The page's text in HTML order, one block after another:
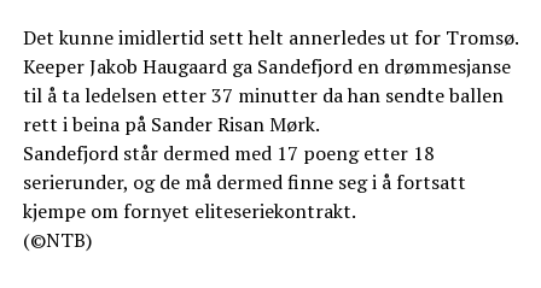
Det kunne imidlertid sett helt annerledes ut for Tromsø.
Keeper Jakob Haugaard ga Sandefjord en drømmesjanse
til å ta ledelsen etter 37 minutter da han sendte ballen
rett i beina på Sander Risan Mørk.
Sandefjord står dermed med 17 poeng etter 18
serierunder, og de må dermed finne seg i å fortsatt
kjempe om fornyet eliteseriekontrakt.
(©NTB)